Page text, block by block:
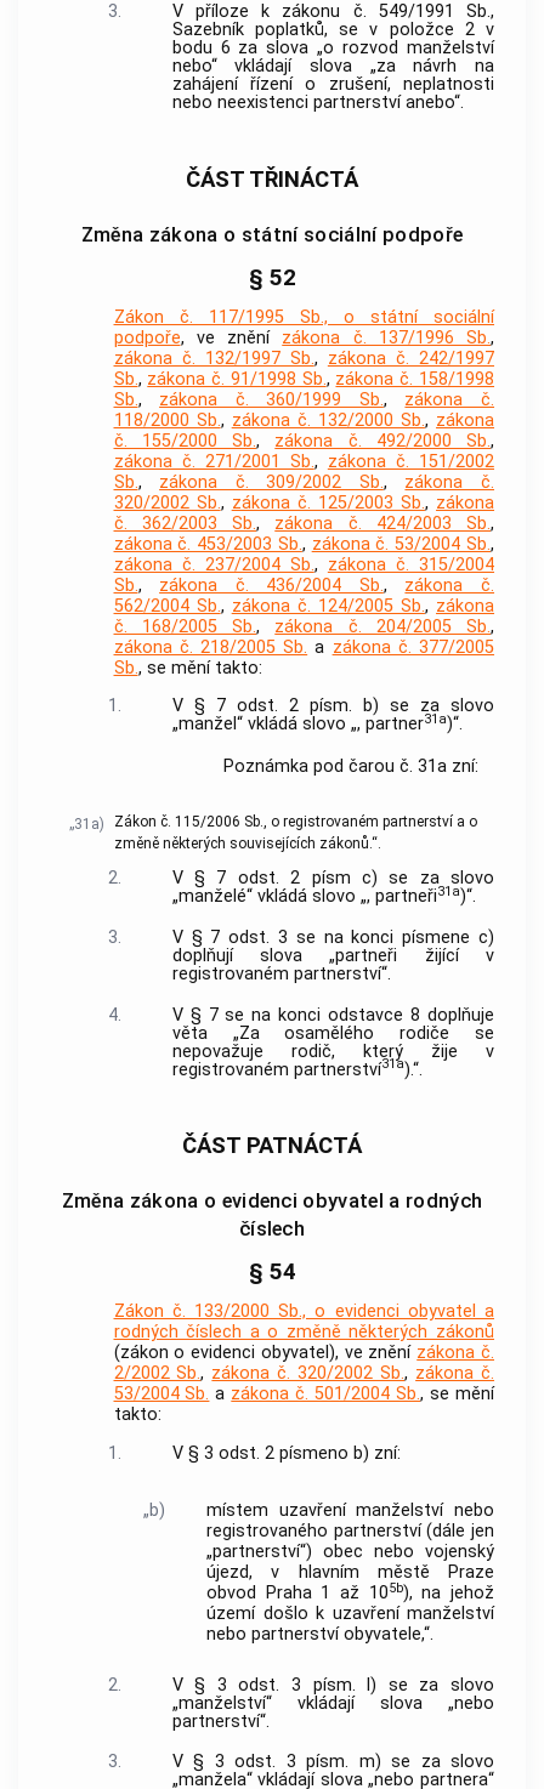
3.
V příloze k zákonu č. 549/1991 Sb.,
Sazebník poplatků, se v položce 2 v
bodu 6 za slova „o rozvod manželství
nebo“ vkládají slova „za návrh na
zahájení řízení o zrušení, neplatnosti
nebo neexistenci partnerství anebo“.
ČÁST TŘINÁCTÁ
Změna zákona o státní sociální podpoře
§ 52
Zákon č. 117/1995 Sb., o státní sociální
podpoře, ve znění zákona č. 137/1996 Sb.,
zákona č. 132/1997 Sb., zákona č. 242/1997
Sb., zákona č. 91/1998 Sb., zákona č. 158/1998
Sb., zákona č. 360/1999 Sb., zákona č.
118/2000 Sb., zákona č. 132/2000 Sb., zákona
č. 155/2000 Sb., zákona č. 492/2000 Sb.,
zákona č. 271/2001 Sb., zákona č. 151/2002
Sb., zákona č. 309/2002 Sb., zákona č.
320/2002 Sb., zákona č. 125/2003 Sb., zákona
č. 362/2003 Sb., zákona č. 424/2003 Sb.,
zákona č. 453/2003 Sb., zákona č. 53/2004 Sb.,
zákona č. 237/2004 Sb., zákona č. 315/2004
Sb., zákona č. 436/2004 Sb., zákona č.
562/2004 Sb., zákona č. 124/2005 Sb., zákona
č. 168/2005 Sb., zákona č. 204/2005 Sb.,
zákona č. 218/2005 Sb. a zákona č. 377/2005
Sb., se mění takto:
1.
V § 7 odst. 2 písm. b) se za slovo
„manžel“ vkládá slovo „, partner31a)“.
Poznámka pod čarou č. 31a zní:
„31a)
Zákon č. 115/2006 Sb., o registrovaném partnerství a o
změně některých souvisejících zákonů.“.
2.
V § 7 odst. 2 písm c) se za slovo
„manželé“ vkládá slovo „, partneři31a)“.
3.
V § 7 odst. 3 se na konci písmene c)
doplňují slova „partneři žijící v
registrovaném partnerství“.
4.
V § 7 se na konci odstavce 8 doplňuje
věta „Za osamělého rodiče se
nepovažuje rodič, který žije v
registrovaném partnerství31a).“.
ČÁST PATNÁCTÁ
Změna zákona o evidenci obyvatel a rodných
číslech
§ 54
Zákon č. 133/2000 Sb., o evidenci obyvatel a
rodných číslech a o změně některých zákonů
(zákon o evidenci obyvatel), ve znění zákona č.
2/2002 Sb., zákona č. 320/2002 Sb., zákona č.
53/2004 Sb. a zákona č. 501/2004 Sb., se mění
takto:
1.
V § 3 odst. 2 písmeno b) zní:
„b)
místem uzavření manželství nebo
registrovaného partnerství (dále jen
„partnerství“) obec nebo vojenský
újezd, v hlavním městě Praze
obvod Praha 1 až 105b), na jehož
území došlo k uzavření manželství
nebo partnerství obyvatele,“.
2.
V § 3 odst. 3 písm. l) se za slovo
„manželství“ vkládají slova „nebo
partnerství“.
3.
V § 3 odst. 3 písm. m) se za slovo
„manžela“ vkládají slova „nebo partnera“